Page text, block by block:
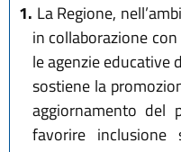
1. La Regione,
in collaborazione
le agenzie educative
sostiene la
aggiornamento del
favorire inclusione